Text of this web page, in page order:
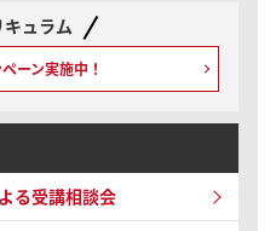
ュラム
ーン実施中！
る受講相談会